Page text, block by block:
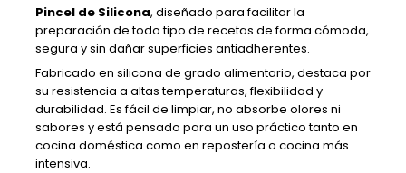
Pincel de Silicona, diseñado para facilitar la
preparación de todo tipo de recetas de forma cómoda,
segura y sin dañar superficies antiadherentes.
Fabricado en silicona de grado alimentario, destaca por
su resistencia a altas temperaturas, flexibilidad y
durabilidad. Es fácil de limpiar, no absorbe olores ni
sabores y está pensado para un uso práctico tanto en
cocina doméstica como en repostería o cocina más
intensiva.